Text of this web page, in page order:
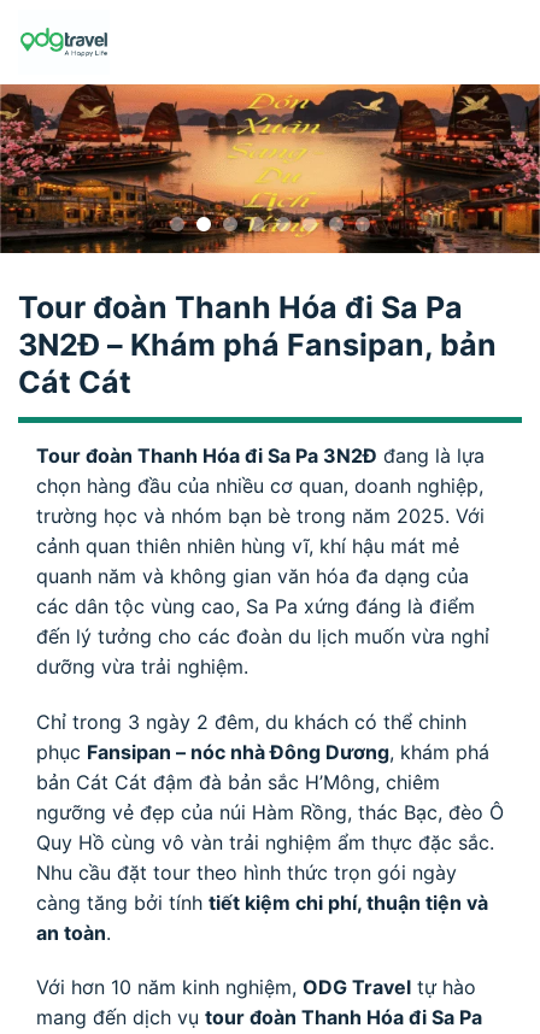
Tour đoàn Thanh Hóa đi Sa Pa
3N2Đ – Khám phá Fansipan, bản
Cát Cát
Tour đoàn Thanh Hóa đi Sa Pa 3N2Đ đang là lựa
chọn hàng đầu của nhiều cơ quan, doanh nghiệp,
trường học và nhóm bạn bè trong năm 2025. Với
cảnh quan thiên nhiên hùng vĩ, khí hậu mát mẻ
quanh năm và không gian văn hóa đa dạng của
các dân tộc vùng cao, Sa Pa xứng đáng là điểm
đến lý tưởng cho các đoàn du lịch muốn vừa nghỉ
dưỡng vừa trải nghiệm.
Chỉ trong 3 ngày 2 đêm, du khách có thể chinh
phục Fansipan – nóc nhà Đông Dương, khám phá
bản Cát Cát đậm đà bản sắc H’Mông, chiêm
ngưỡng vẻ đẹp của núi Hàm Rồng, thác Bạc, đèo Ô
Quy Hồ cùng vô vàn trải nghiệm ẩm thực đặc sắc.
Nhu cầu đặt tour theo hình thức trọn gói ngày
càng tăng bởi tính tiết kiệm chi phí, thuận tiện và
an toàn.
Với hơn 10 năm kinh nghiệm, ODG Travel tự hào
mang đến dịch vụ tour đoàn Thanh Hóa đi Sa Pa